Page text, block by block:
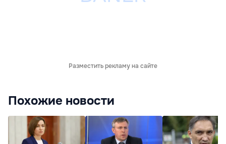
Разместить рекламу на сайте
Похожие новости